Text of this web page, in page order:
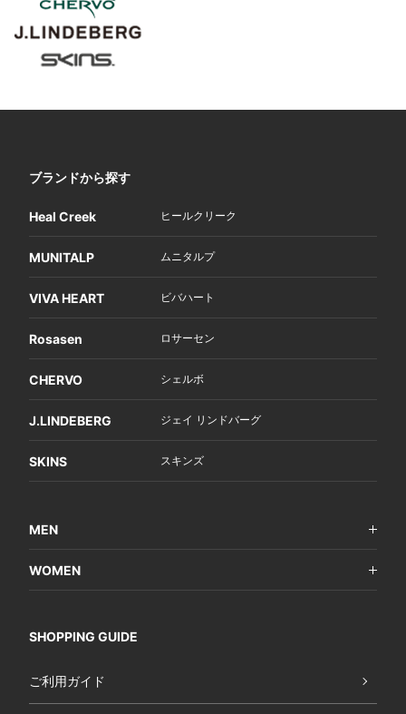
ブランドから探す
Heal Creek ヒールクリーク
MUNITALP ムニタルプ
VIVA HEART ビバハート
Rosasen ロサーセン
CHERVO シェルボ
J.LINDEBERG ジェイ リンドバーグ
SKINS スキンズ
MEN
WOMEN
SHOPPING GUIDE
ご利用ガイド